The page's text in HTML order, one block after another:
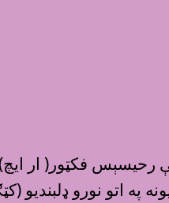
په اتو نورو ډلبنديو